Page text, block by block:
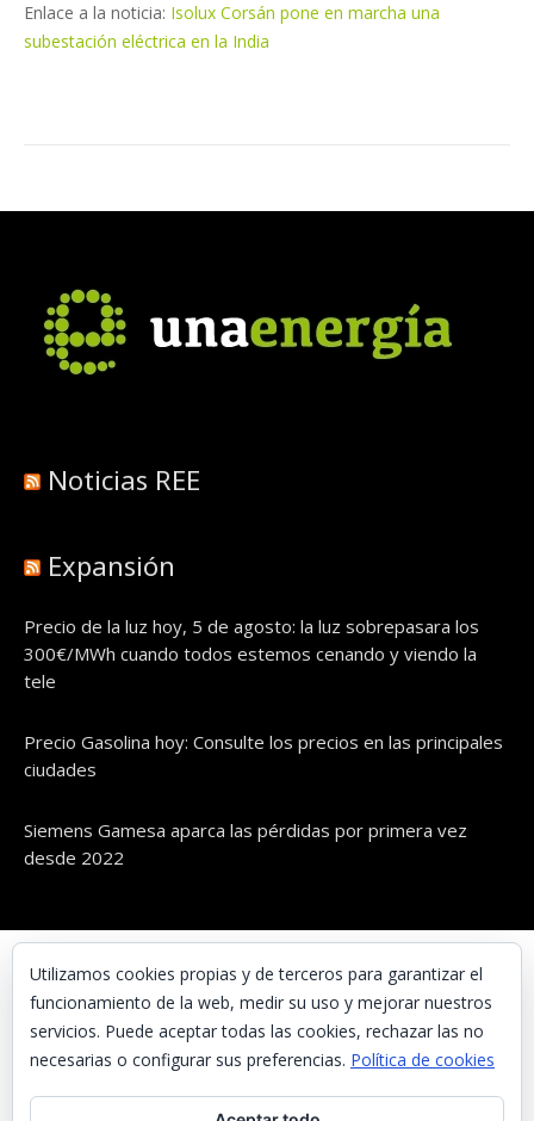
Enlace a la noticia: Isolux Corsán pone en marcha una
subestación eléctrica en la India
Noticias REE
Expansión
Precio de la luz hoy, 5 de agosto: la luz sobrepasara los
300€/MWh cuando todos estemos cenando y viendo la
tele
Precio Gasolina hoy: Consulte los precios en las principales
ciudades
Siemens Gamesa aparca las pérdidas por primera vez
desde 2022
© UNAENERGÍA, S.L.
Inicio
Contacta con nosotros
Preguntas frecuentes
Utilizamos cookies propias y de terceros para garantizar el
funcionamiento de la web, medir su uso y mejorar nuestros
servicios. Puede aceptar todas las cookies, rechazar las no
necesarias o configurar sus preferencias. Política de cookies